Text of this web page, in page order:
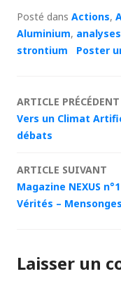
Posté dans Actions,
Aluminium, analyses
strontium
Poster
des
articles
ARTICLE PRÉCÉDENT
Vers un Climat
débats
ARTICLE SUIVANT
Magazine NEXUS
Vérités –
Laisser un